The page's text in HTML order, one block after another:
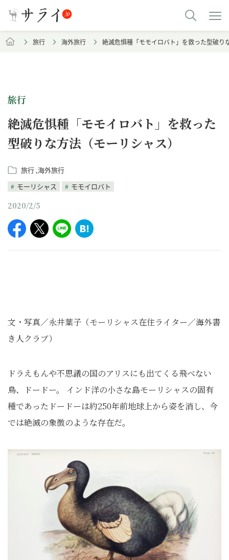
旅行 海外旅行 絶滅危惧種「モモイロバト」を救った型破り
旅行
絶滅危惧種「モモイロバト」を救った
型破りな方法（モーリシャス）
旅行 海外旅行
モーリシャス
モモイロバト
2020/2/5
文・写真／永井葉子（モーリシャス在住ライター／海外書
き人クラブ）
ドラえもんや不思議の国のアリスにも出てくる飛べない
鳥、ドードー。 インド洋の小さな島モーリシャスの固有
種であったドードーは約250年前地球上から姿を消し、今
では絶滅の象徴のような存在だ。